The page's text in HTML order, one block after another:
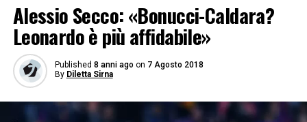
Alessio Secco: «Bonucci-Caldara?
Leonardo è più affidabile»
Published 8 anni ago on 7 Agosto 2018
By Diletta Sirna